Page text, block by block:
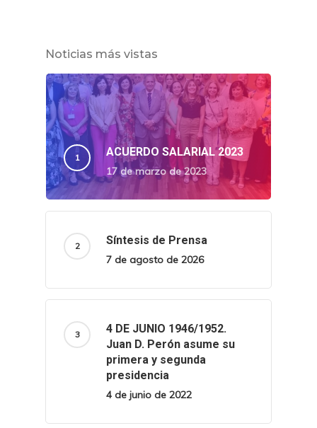
Noticias más vistas
ACUERDO SALARIAL 2023
17 de marzo de 2023
Síntesis de Prensa
7 de agosto de 2026
4 DE JUNIO 1946/1952.
Juan D. Perón asume su
primera y segunda
presidencia
4 de junio de 2022